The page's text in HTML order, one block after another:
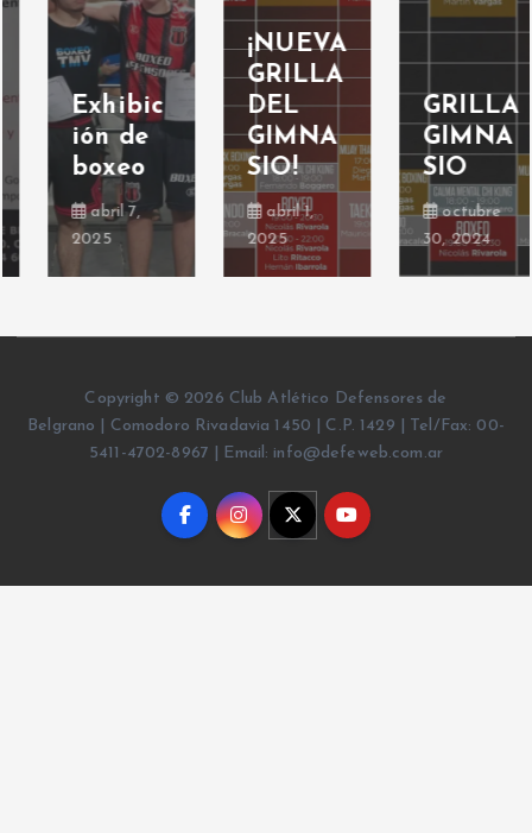
Exhibic
ión de
boxeo
abril 7,
2025
¡NUEVA
GRILLA
DEL
GIMNA
SIO!
abril 1,
2025
GRILLA
GIMNA
SIO
octubre
30, 2024
Copyright © 2026 Club Atlético Defensores de
Belgrano | Comodoro Rivadavia 1450 | C.P. 1429 | Tel/Fax: 00-
5411-4702-8967 | Email: info@defeweb.com.ar